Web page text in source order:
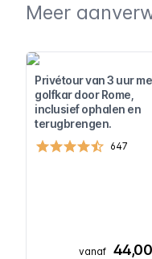
Meer
Privétour van 3 uur
golfkar door Rome,
inclusief ophalen en
terugbrengen.
647
vanaf